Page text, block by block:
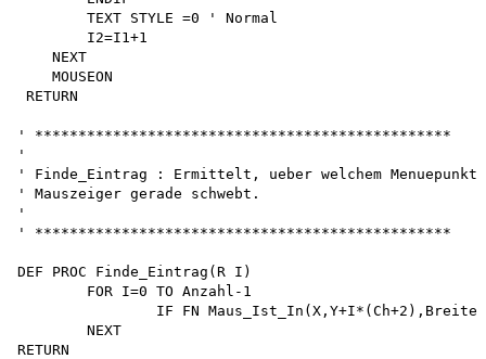
        TEXT STYLE =0 ' Normal
        I2=I1+1
    NEXT
    MOUSEON
RETURN
' ************************************************
'
' Finde_Eintrag : Ermittelt, ueber welchem
' Mauszeiger gerade schwebt.
'
' ************************************************
DEF PROC Finde_Eintrag(R I)
RETURN